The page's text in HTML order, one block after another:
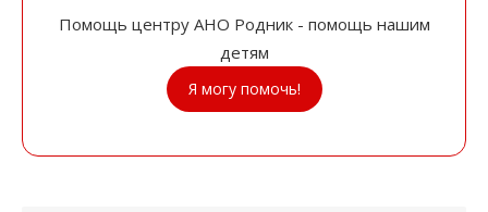
Помощь центру АНО Родник - помощь нашим
детям
Я могу помочь!